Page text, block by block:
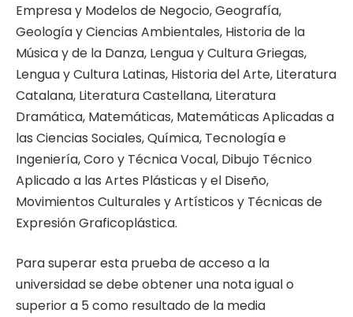
Empresa y Modelos de Negocio, Geografía,
Geología y Ciencias Ambientales, Historia de la
Música y de la Danza, Lengua y Cultura Griegas,
Lengua y Cultura Latinas, Historia del Arte, Literatura
Catalana, Literatura Castellana, Literatura
Dramática, Matemáticas, Matemáticas Aplicadas a
las Ciencias Sociales, Química, Tecnología e
Ingeniería, Coro y Técnica Vocal, Dibujo Técnico
Aplicado a las Artes Plásticas y el Diseño,
Movimientos Culturales y Artísticos y Técnicas de
Expresión Graficoplástica.
Para superar esta prueba de acceso a la
universidad se debe obtener una nota igual o
superior a 5 como resultado de la media